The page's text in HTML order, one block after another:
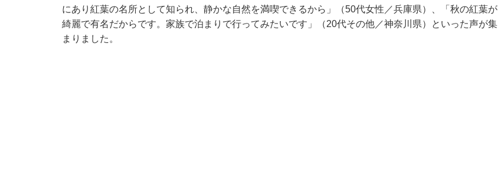
にあり紅葉の名所として知られ、静かな自然を満喫できるから」（50代女性／兵庫県）、「秋の紅葉が
綺麗で有名だからです。家族で泊まりで行ってみたいです」（20代その他／神奈川県）といった声が集
まりました。